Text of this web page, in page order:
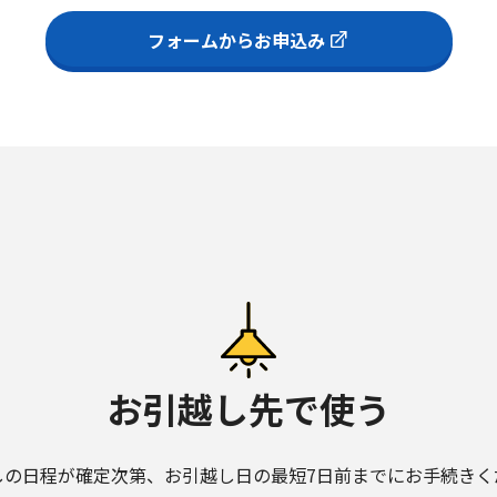
フォームからお申込み
お引越し先で使う
⽇程が確定次第、お引越し日の最短7日前までにお手続き